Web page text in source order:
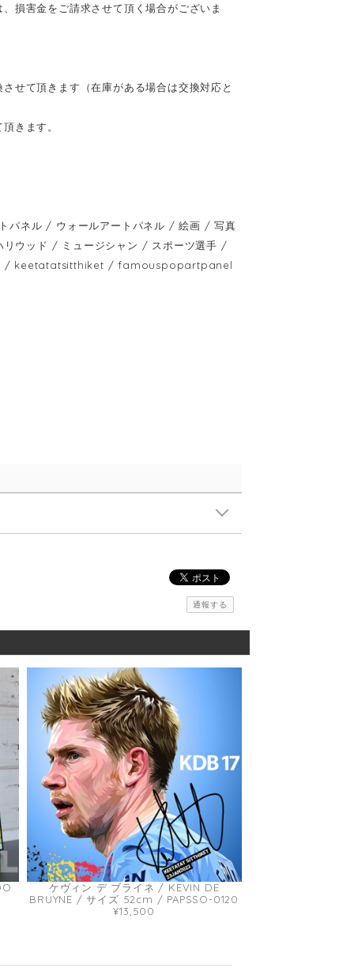
損害金をご請求させて頂く場合がございま
せて頂きます（在庫がある場合は交換対応と
きます。
パネル / ウォールアートパネル / 絵画 / 写真
ウッド / ミュージシャン / スポーツ選手 /
ト / keetatatsitthiket / famouspopartpanel
通報する
ケヴィン デ ブライネ / KEVIN DE
BRUYNE / サイズ 52cm / PAPSSO-0120
¥13,500